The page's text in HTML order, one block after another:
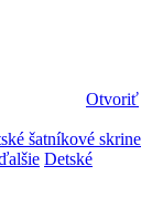
Otvoriť
šatníkové skrine
Detské